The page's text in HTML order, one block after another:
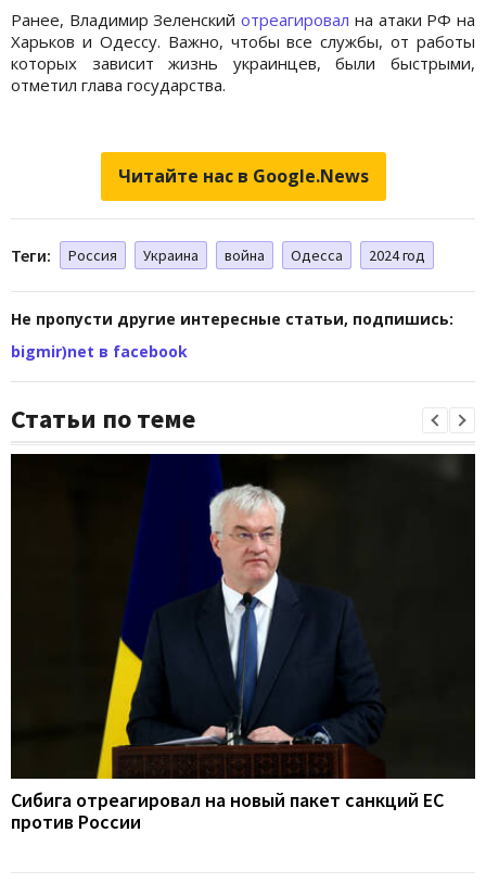
Ранее, Владимир Зеленскийотреагировал на атаки РФ на
Харьков и Одессу. Важно, чтобы все службы, от работы
которых зависит жизнь украинцев, были быстрыми,
отметил глава государства.
Читайте нас в Google.News
Теги: Россия Украина война Одесса 2024 год
Не пропусти другие интересные статьи, подпишись:
bigmir)net в facebook
Статьи по теме
Сибига отреагировал на новый пакет санкций ЕС
против России